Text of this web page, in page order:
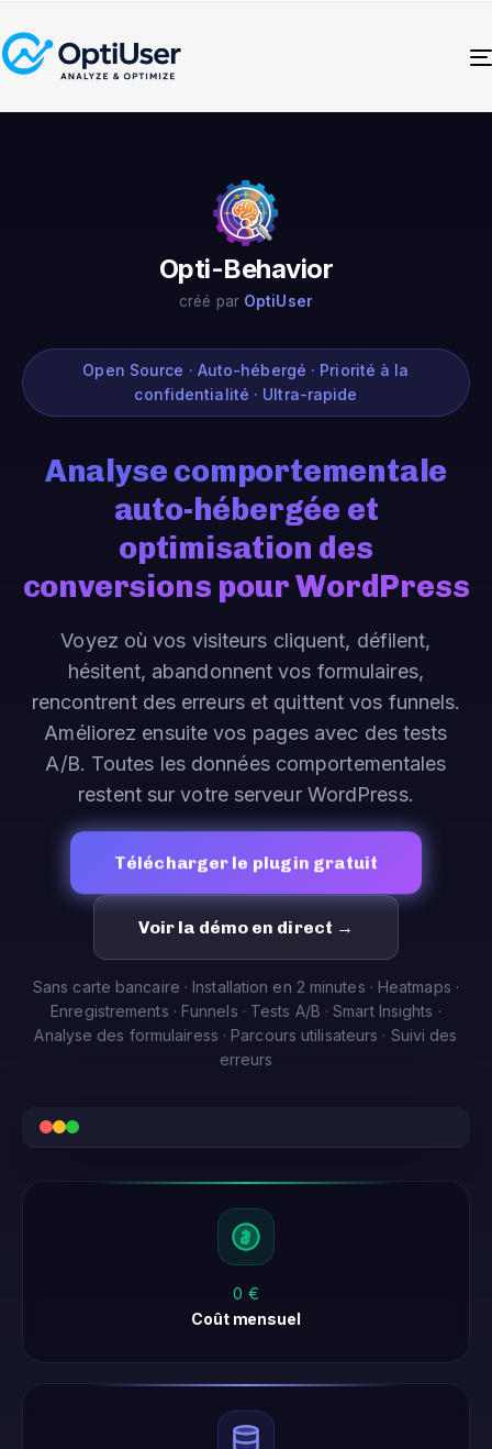
Opti-Behavior
créé par OptiUser
Open Source · Auto-hébergé · Priorité à la
confidentialité · Ultra-rapide
Analyse comportementale
auto-hébergée et
optimisation des
conversions pour WordPress
Voyez où vos visiteurs cliquent, défilent,
hésitent, abandonnent vos formulaires,
rencontrent des erreurs et quittent vos funnels.
Améliorez ensuite vos pages avec des tests
A/B. Toutes les données comportementales
restent sur votre serveur WordPress.
Télécharger le plugin gratuit
Voir la démo en direct →
Sans carte bancaire · Installation en 2 minutes · Heatmaps ·
Enregistrements · Funnels · Tests A/B · Smart Insights ·
Analyse des formulairess · Parcours utilisateurs · Suivi des
erreurs
0 €
Coût mensuel